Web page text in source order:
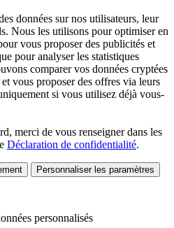
données sur nos utilisateurs, leur
Nous les utilisons pour optimiser en
vous proposer des publicités et
pour analyser les statistiques
comparer vos données cryptées
vous proposer des offres via leurs
si vous utilisez déjà vous-
merci de vous renseigner dans les
Déclaration de confidentialité.
Personnaliser les paramètres
personnalisés